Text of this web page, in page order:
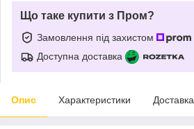
Що таке купити з Пром?
Замовлення під захистом
Доступна доставка
Опис Характеристики Доставка